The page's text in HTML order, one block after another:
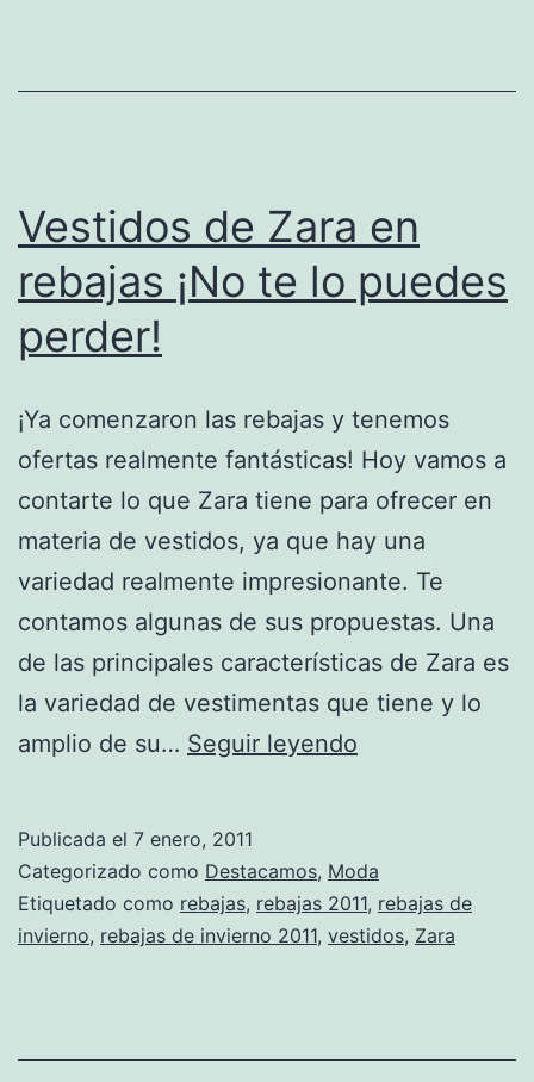
Vestidos de Zara en
rebajas ¡No te lo puedes
perder!
¡Ya comenzaron las rebajas y tenemos
ofertas realmente fantásticas! Hoy vamos a
contarte lo que Zara tiene para ofrecer en
materia de vestidos, ya que hay una
variedad realmente impresionante. Te
contamos algunas de sus propuestas. Una
de las principales características de Zara es
la variedad de vestimentas que tiene y lo
amplio de su… Seguir leyendo
en
rebajas
¡No
puedes
Publicada el 7 enero, 2011
Categorizado como Destacamos, Moda
Etiquetado como rebajas, rebajas 2011, rebajas de
invierno, rebajas de invierno 2011, vestidos, Zara